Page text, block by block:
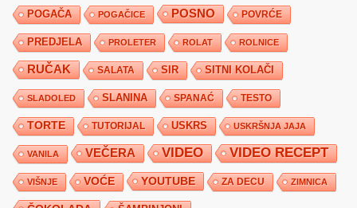
POGAČA POGAČICE POSNO POVRĆE
PREDJELA PROLETER ROLAT ROLNICE
RUČAK SALATA SIR SITNI KOLAČI
SLADOLED SLANINA SPANAĆ TESTO
TORTE TUTORIJAL USKRS USKRŠNJA JAJA
VANILA VEČERA VIDEO VIDEO RECEPT
VIŠNJE VOĆE YOUTUBE ZA DECU ZIMNICA